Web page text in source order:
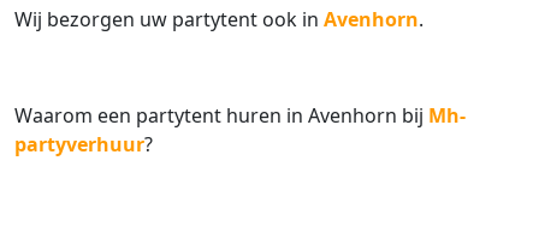
Wij bezorgen uw partytent ook in Avenhorn.
Waarom een partytent huren in Avenhorn bij Mh-
partyverhuur?